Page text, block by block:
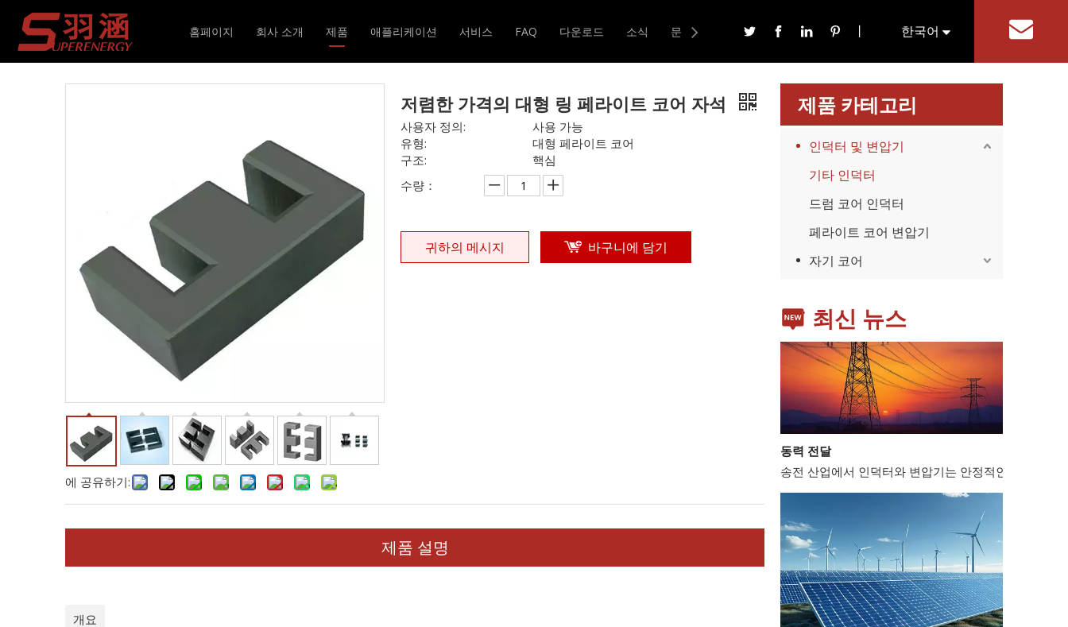
홈페이지 회사 소개 제품
인덕터 및 변압기
애플리케이션 서비스 FAQ 다운로드 소식 문의하기 丨 한국어
English
현재 위치: 홈페이지
에 공유하기:
저렴한 가격의 대형 링 페라이트 코어 자석
사용자 정의:
사용 가능
유형:
대형 페라이트 코어
구조:
핵심
수량：
귀하의 메시지 바구니에 담기
제품 설명
개요
제품 카테고리
인덕터 및 변압기
기타 인덕터
드럼 코어 인덕터
페라이트 코어 변압기
자기 코어
최신 뉴스
가전제품
스마트폰, 태블릿, 웨어러블 기기 등 가전제품이 확
동력 전달
송전 산업에서 인덕터와 변압기는 안정적인 전력망